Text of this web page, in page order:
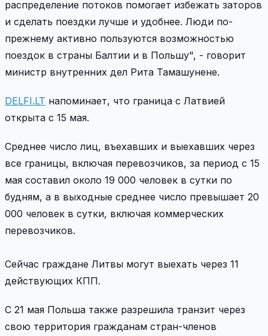
распределение потоков помогает избежать заторов
и сделать поездки лучше и удобнее. Люди по-
прежнему активно пользуются возможностью
поездок в страны Балтии и в Польшу", - говорит
министр внутренних дел Рита Тамашунене.
DELFI.LT напоминает, что граница с Латвией
открыта с 15 мая.
Среднее число лиц, въехавших и выехавших через
все границы, включая перевозчиков, за период с 15
мая составил около 19 000 человек в сутки по
будням, а в выходные среднее число превышает 20
000 человек в сутки, включая коммерческих
перевозчиков.
Сейчас граждане Литвы могут выехать через 11
действующих КПП.
С 21 мая Польша также разрешила транзит через
свою территория гражданам стран-членов